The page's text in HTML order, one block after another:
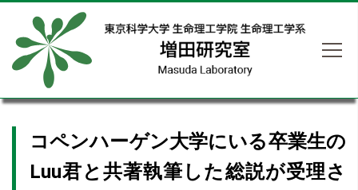
コペンハーゲン大学にいる卒業生の
Luu君と共著執筆した総説が受理さ